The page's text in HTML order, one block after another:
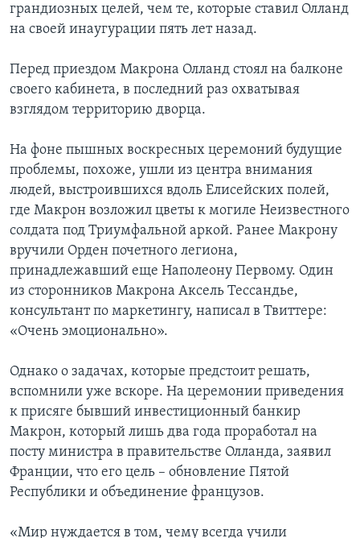
грандиозных целей, чем те, которые ставил Олланд
на своей инаугурации пять лет назад.
Перед приездом Макрона Олланд стоял на балконе
своего кабинета, в последний раз охватывая
взглядом территорию дворца.
На фоне пышных воскресных церемоний будущие
проблемы, похоже, ушли из центра внимания
людей, выстроившихся вдоль Елисейских полей,
где Макрон возложил цветы к могиле Неизвестного
солдата под Триумфальной аркой. Ранее Макрону
вручили Орден почетного легиона,
принадлежавший еще Наполеону Первому. Один
из сторонников Макрона Аксель Тессандье,
консультант по маркетингу, написал в Твиттере:
«Очень эмоционально».
Однако о задачах, которые предстоит решать,
вспомнили уже вскоре. На церемонии приведения
к присяге бывший инвестиционный банкир
Макрон, который лишь два года проработал на
посту министра в правительстве Олланда, заявил
Франции, что его цель – обновление Пятой
Республики и объединение французов.
«Мир нуждается в том, чему всегда учили